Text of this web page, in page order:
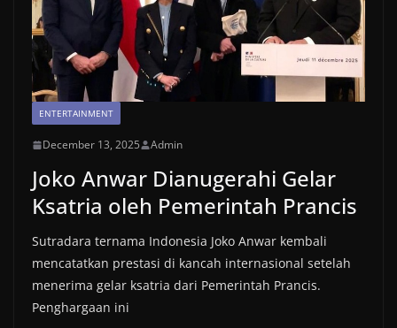
ENTERTAINMENT
December 13, 2025 Admin
Joko Anwar Dianugerahi Gelar
Ksatria oleh Pemerintah Prancis
Sutradara ternama Indonesia Joko Anwar kembali
mencatatkan prestasi di kancah internasional setelah
menerima gelar ksatria dari Pemerintah Prancis.
Penghargaan ini